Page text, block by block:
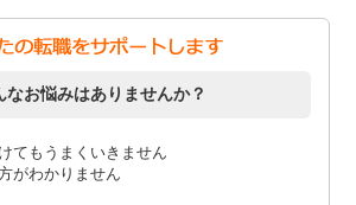
なお悩みはありませんか？
てもうまくいきません
がわかりません